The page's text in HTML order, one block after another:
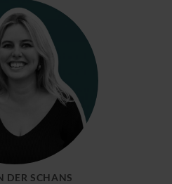
DER SCHANS